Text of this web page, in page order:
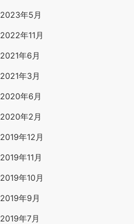
2023年5月
2022年11月
2021年6月
2021年3月
2020年6月
2020年2月
2019年12月
2019年11月
2019年10月
2019年9月
2019年7月